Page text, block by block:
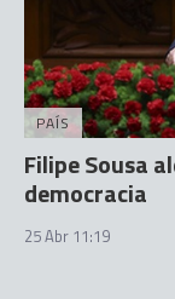
PAÍS
Filipe Sousa
democracia
25 Abr 11:19